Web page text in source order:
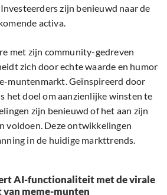
zijn benieuwd naar de
activa.
met zijn community-gedreven
zich door echte waarde en humor
muntenmarkt. Geïnspireerd door
het doel om aanzienlijke winsten te
zijn benieuwd of het aan zijn
voldoen. Deze ontwikkelingen
in de huidige markttrends.
AI-functionaliteit met de virale
meme-munten